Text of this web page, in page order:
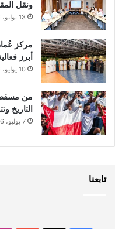
ونقل
13 يوليو، 2026 11:55 ص
مركز
أبرز
10 يوليو، 2026 11:45 ص
من مسقط
التاريخ
7 يوليو، 2026 6:48 م
تابعنا